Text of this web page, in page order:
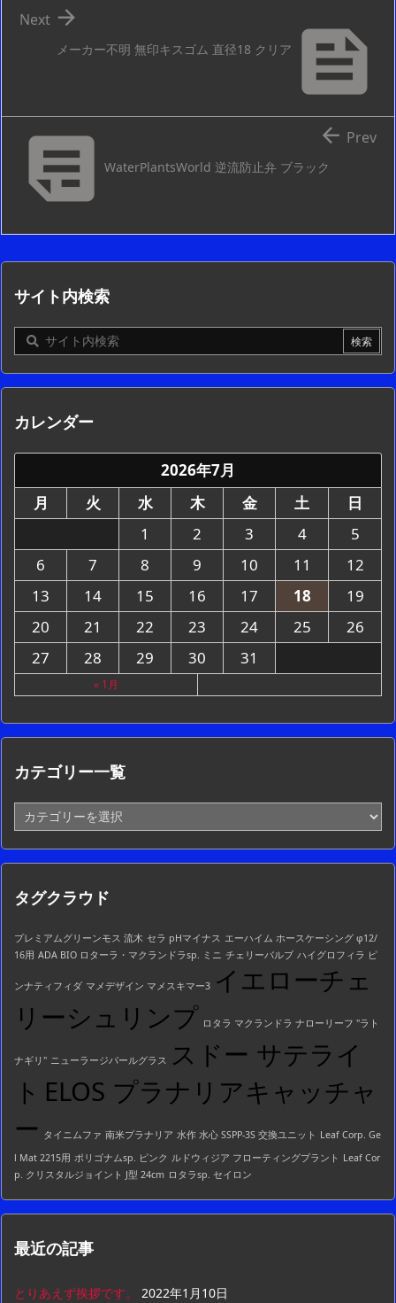

メーカー不明 無印キスゴム 直径18 クリア

Next
WaterPlantsWorld 逆流防止弁 ブラック
 Prev
サイト内検索
カレンダー
2026年7月
月
火 水 木 金 土
日
1
2 3 4
5
6
7 8 9 10 11
12
13
14 15 16 17 18
19
20
21 22 23 24 25
26
27
28 29 30 31
« 1月
カテゴリー一覧
テ
ゴ
リ
一
タグクラウド
プレミアムグリーンモス 流木 セラ pHマイナス エーハイム ホースケーシング φ12/
16用 ADA BIO ロターラ・マクランドラsp. ミニ チェリーバルブ ハイグロフィラ ピ
ンナティフィダ マメデザイン マメスキマー3 イエローチェ
リーシュリンプ ロタラ マクランドラ ナローリーフ "ラト
ナギリ" ニューラージパールグラス
スドー サテライ
ト ELOS プラナリアキャッチャ
ー
タイニムファ 南米プラナリア 水作 水心 SSPP-3S 交換ユニット Leaf Corp. Ge
l Mat 2215用 ポリゴナムsp. ピンク ルドウィジア フローティングプラント Leaf Cor
p. クリスタルジョイント J型 24cm ロタラsp. セイロン
最近の記事
とりあえず挨拶です。
2022年1月10日